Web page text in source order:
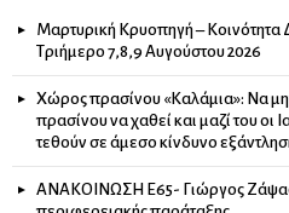
Μαρτυρική Κρυοπηγή – Κοινότητα
Τριήμερο 7,8,9 Αυγούστου 2026
Χώρος πρασίνου «Καλάμια»: Να
πρασίνου να χαθεί και μαζί του οι
τεθούν σε άμεσο κίνδυνο
ΑΝΑΚΟΙΝΩΣΗ Ε65- Γιώργος